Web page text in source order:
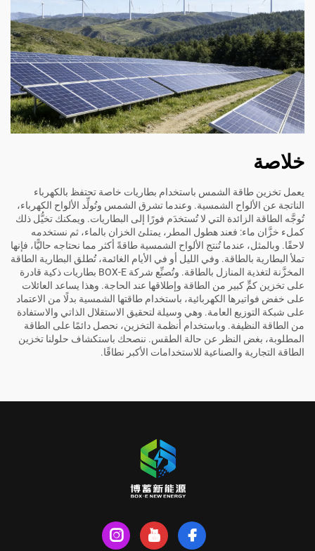
خلاصة
يعمل تخزين طاقة الشمس باستخدام بطاريات خاصة تحتفظ بالكهرباء
الناتجة عن الألواح الشمسية. وعندما تشرق الشمس وتُولِّد الألواح الكهرباء،
تُوجَّه الطاقة الزائدة التي لا تُستخدَم فورًا إلى البطاريات. ويمكنك تخيُّل ذلك
كملء خزَّان ماء: فعند هطول المطر، يمتلئ الخزان بالماء، ثم نستخدمه
لاحقًا. وبالمثل، عندما تُنتج الألواح الشمسية طاقةً أكثر مما نحتاجه حاليًّا، فإنها
تملأ البطارية بالطاقة. وفي الليل أو في الأيام الغائمة، تُطلق البطارية الطاقة
المخزَّنة لتغذية المنازل بالطاقة. وتُصنِّع شركة BOX-E بطاريات ذكية قادرة
على تخزين كمٍّ كبير من الطاقة وإطلاقها عند الحاجة. وهذا يساعد العائلات
على خفض فواتيرها الكهربائية، باستخدام طاقتها الشمسية بدلًا من الاعتماد
على شبكة التوزيع العامة. وهي وسيلة لتحقيق الاستقلال الذاتي والاستفادة
من الطاقة النظيفة. وباستخدام أنظمة التخزين، نحصل دائمًا على الطاقة
المطلوبة، بغض النظر عن حالة الطقس. ننصحك باستكشاف حلولنا تخزين
الطاقة التجارية والصناعية للاستخدامات الأكبر نطاقًا.